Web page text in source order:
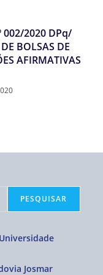
002/2020 DPq/
BOLSAS DE
AFIRMATIVAS
PESQUISAR
Josmar